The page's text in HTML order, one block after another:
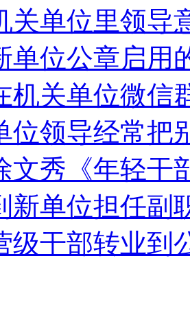
关单位里领导
单位公章启用
机关单位微信
位领导经常把
文秀《年轻干
新单位担任副
级干部转业到